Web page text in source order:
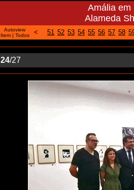
Amália em
Alameda
Autoview
Item| Todos < 51 52 53 54 55 56 57 58
24/27